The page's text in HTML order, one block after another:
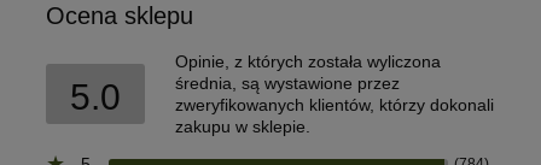
Ocena sklepu
5.0
Opinie, z których została wyliczona
średnia, są wystawione przez
zweryfikowanych klientów, którzy dokonali
zakupu w sklepie.